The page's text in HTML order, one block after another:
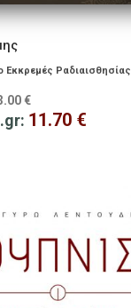
Εκκρεμές Ραδιαισθησίας
€
11.70 €